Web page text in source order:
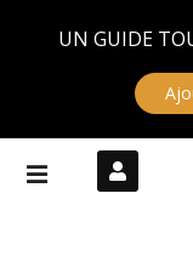
UN GUIDE